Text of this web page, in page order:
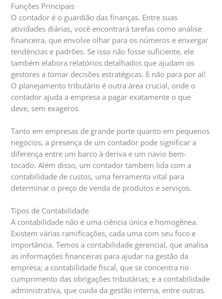
Funções Principais
O contador é o guardião das finanças. Entre suas
atividades diárias, você encontrará tarefas como análise
financeira, que envolve olhar para os números e enxergar
tendências e padrões. Se isso não fosse suficiente, ele
também elabora relatórios detalhados que ajudam os
gestores a tomar decisões estratégicas. E não para por aí!
O planejamento tributário é outra área crucial, onde o
contador ajuda a empresa a pagar exatamente o que
deve, sem exageros.
Tanto em empresas de grande porte quanto em pequenos
negócios, a presença de um contador pode significar a
diferença entre um barco à deriva e um navio bem-
tocado. Além disso, um contador também lida com a
contabilidade de custos, uma ferramenta vital para
determinar o preço de venda de produtos e serviços.
Tipos de Contabilidade
A contabilidade não é uma ciência única e homogênea.
Existem várias ramificações, cada uma com seu foco e
importância. Temos a contabilidade gerencial, que analisa
as informações financeiras para ajudar na gestão da
empresa; a contabilidade fiscal, que se concentra no
cumprimento das obrigações tributárias; e a contabilidade
administrativa, que cuida da gestão interna, entre outras.